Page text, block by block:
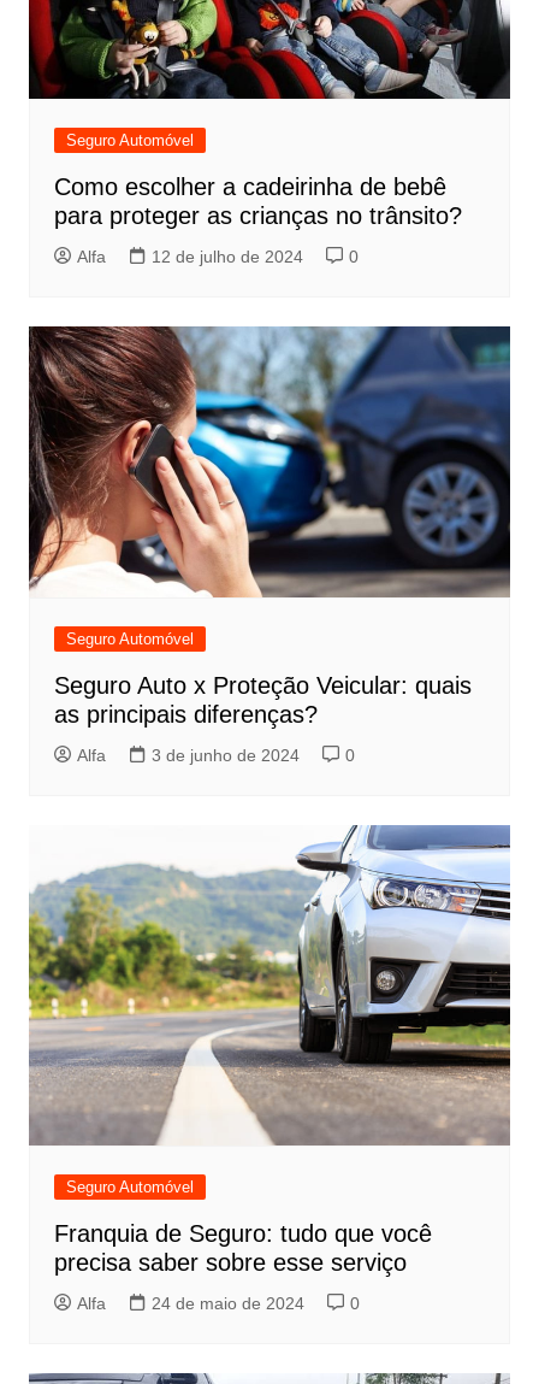
Seguro Automóvel
Como escolher a cadeirinha de bebê
para proteger as crianças no trânsito?
Alfa 12 de julho de 2024 0
Seguro Automóvel
Seguro Auto x Proteção Veicular: quais
as principais diferenças?
Alfa 3 de junho de 2024 0
Seguro Automóvel
Franquia de Seguro: tudo que você
precisa saber sobre esse serviço
Alfa 24 de maio de 2024 0